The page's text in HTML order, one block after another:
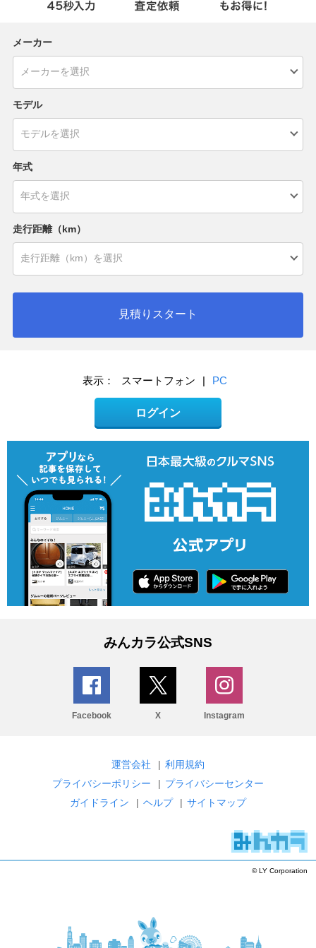
メーカー
モデル
年式
走行距離（km）
見積りスタート
表示： スマートフォン | PC
ログイン
みんカラ公式SNS
Facebook X Instagram
運営会社 | 利用規約
プライバシーポリシー
| プライバシーセンター
ガイドライン
| ヘルプ | サイトマップ
© LY Corporation